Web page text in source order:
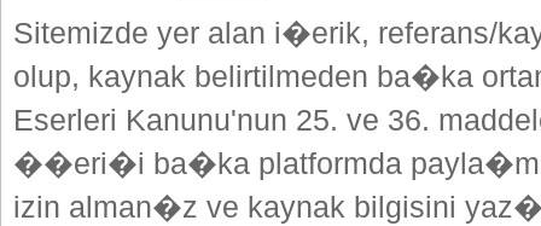
Sitemizde yer alan i�erik, referans/
olup, kaynak belirtilmeden ba�ka
Eserleri Kanunu'nun 25. ve 36.
��eri�i ba�ka platformda
izin alman�z ve kaynak bilgisini